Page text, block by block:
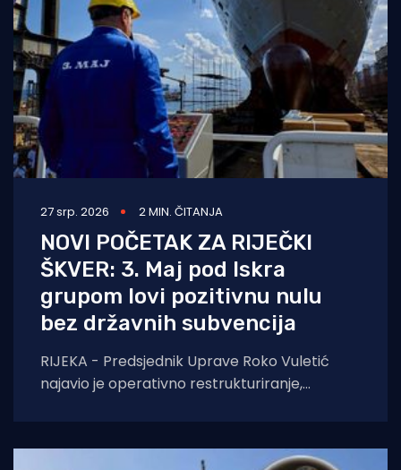
27 srp. 2026 2 MIN. ČITANJA
NOVI POČETAK ZA RIJEČKI
ŠKVER: 3. Maj pod Iskra
grupom lovi pozitivnu nulu
bez državnih subvencija
RIJEKA - Predsjednik Uprave Roko Vuletić
najavio je operativno restrukturiranje,